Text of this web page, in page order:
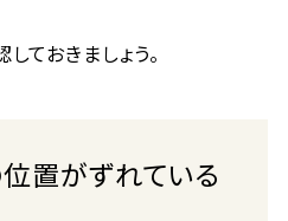
ておきましょう。
置がずれている